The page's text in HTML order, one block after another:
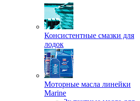
Консистентные смазки для
лодок
Моторные масла линейки
Marine